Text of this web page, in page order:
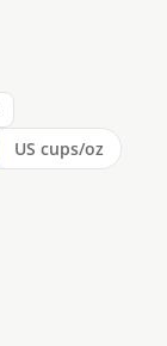
US cups/oz